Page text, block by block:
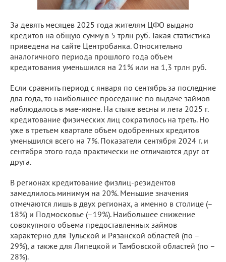
За девять месяцев 2025 года жителям ЦФО выдано
кредитов на общую сумму в 5 трлн руб. Такая статистика
приведена на сайте Центробанка. Относительно
аналогичного периода прошлого года объем
кредитования уменьшился на 21% или на 1,3 трлн руб.
Если сравнить период с января по сентябрь за последние
два года, то наибольшее проседание по выдаче займов
наблюдалось в мае-июне. На стыке весны и лета 2025 г.
кредитование физических лиц сократилось на треть. Но
уже в третьем квартале объем одобренных кредитов
уменьшился всего на 7%. Показатели сентября 2024 г. и
сентября этого года практически не отличаются друг от
друга.
В регионах кредитование физлиц-резидентов
замедлилось минимум на 20%. Меньшие значения
отмечаются лишь в двух регионах, а именно в столице (–
18%) и Подмосковье (–19%). Наибольшее снижение
совокупного объема предоставленных займов
характерно для Тульской и Рязанской областей (по –
29%), а также для Липецкой и Тамбовской областей (по –
28%).